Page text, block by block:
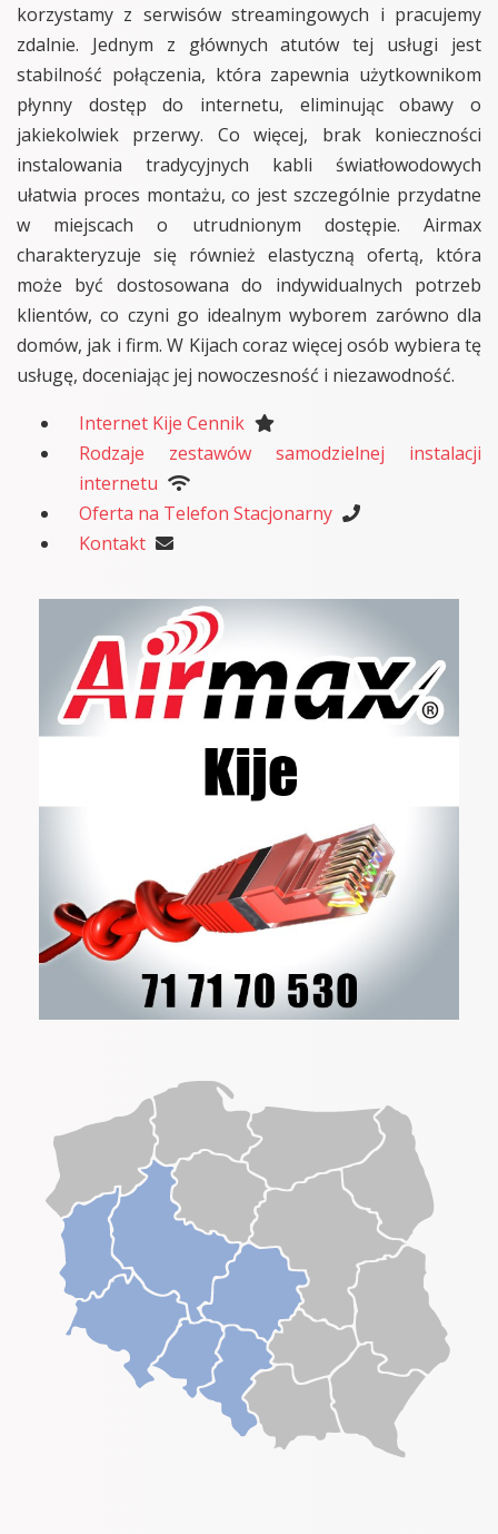
korzystamy z serwisów streamingowych i pracujemy
zdalnie. Jednym z głównych atutów tej usługi jest
stabilność połączenia, która zapewnia użytkownikom
płynny dostęp do internetu, eliminując obawy o
jakiekolwiek przerwy. Co więcej, brak konieczności
instalowania tradycyjnych kabli światłowodowych
ułatwia proces montażu, co jest szczególnie przydatne
w miejscach o utrudnionym dostępie. Airmax
charakteryzuje się również elastyczną ofertą, która
może być dostosowana do indywidualnych potrzeb
klientów, co czyni go idealnym wyborem zarówno dla
domów, jak i firm. W Kijach coraz więcej osób wybiera tę
usługę, doceniając jej nowoczesność i niezawodność.
Internet Kije Cennik
Rodzaje zestawów samodzielnej instalacji
internetu
Oferta na Telefon Stacjonarny
Kontakt